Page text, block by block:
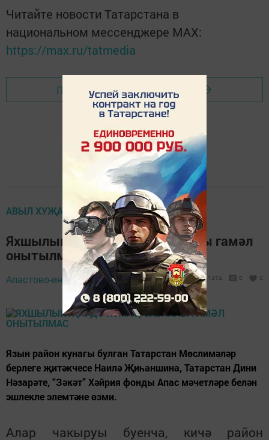
Читайте новости Татарстана в
национальном мессенджере MАХ:
https://max.ru/tatmedia
Перейти на страницу новости
АВЫЛ ХУҖАЛЫГЫ
Яхшылык җирдә ятмас, саваплы гамәл
онытылмас
Апастово-информ, 2 август 2018 - 15:02 1474 0 0
Язын район кунагы булган Татарстан Мөслимәләр
берлеге җитәкчесе Наилә Җиһаншина, Татарстан Дини
Нәзарәте, “Зәкәт” Хәйрия фонды Апас мәчетләре белән
эшлекле элемтәне өзми.
Алар чакыруы буенча, кичә район